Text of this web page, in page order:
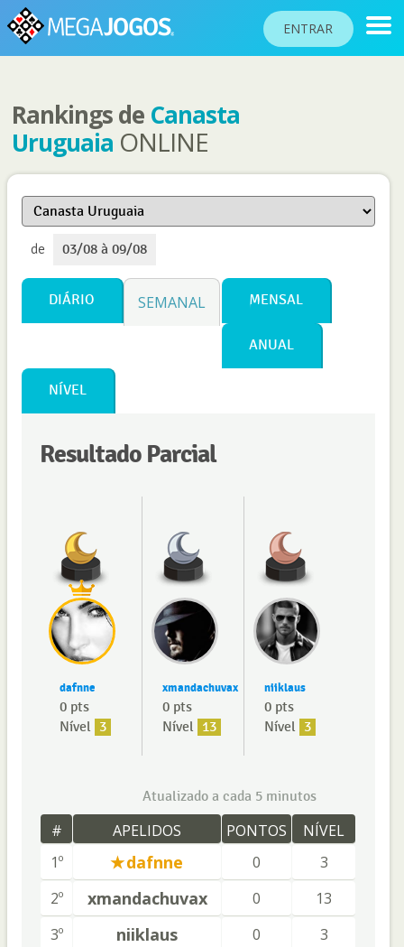
ENTRAR
RANKINGS
TORNEIOS
COMUNIDADE
BLOG
AJUDA
PASSAPORTE
JOGAR
Idioma do site
Rankings de Canasta
Uruguaia ONLINE
de 03/08 à 09/08
DIÁRIO SEMANAL MENSAL
ANUAL
NÍVEL
Resultado Parcial
dafnne
0 pts
Nível 3
xmandachuvax
0 pts
Nível 13
niiklaus
0 pts
Nível 3
Atualizado a cada 5 minutos
# APELIDOS PONTOS
NÍVEL
1º
dafnne 0
3
2º
xmandachuvax 0
13
3º
niiklaus 0
3